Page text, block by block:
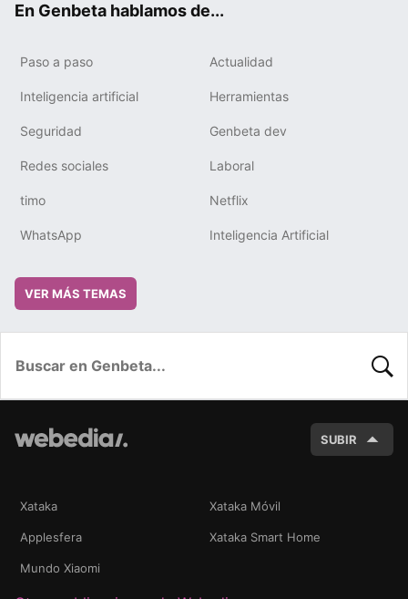
En Genbeta hablamos de...
Paso a paso Actualidad
Inteligencia artificial Herramientas
Seguridad Genbeta dev
Redes sociales Laboral
timo Netflix
WhatsApp Inteligencia Artificial
VER MÁS TEMAS
SUBIR
Xataka Xataka Móvil
Applesfera Xataka Smart Home
Mundo Xiaomi